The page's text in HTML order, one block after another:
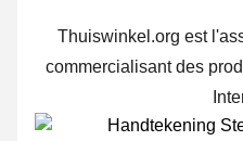
Thuiswinkel.org est
commercialisant des